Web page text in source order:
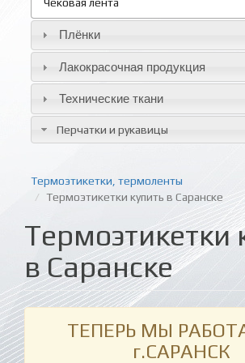
Плёнки
Лакокрасочная продукция
Технические ткани
Перчатки и рукавицы
Термоэтикетки, термоленты
Термоэтикетки купить в Саранске
Термоэтикетки
в Саранске
ТЕПЕРЬ МЫ
г.САРАНСК